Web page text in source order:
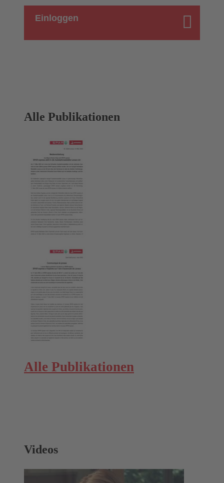
Einloggen
Alle Publikationen
Alle Publikationen
Videos